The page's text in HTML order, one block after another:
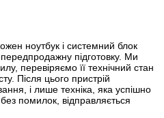
ноутбук і системний блок
підготовку. Ми
перевіряємо її технічний стан
Після цього пристрій
і лише техніка, яка успішно
помилок, відправляється